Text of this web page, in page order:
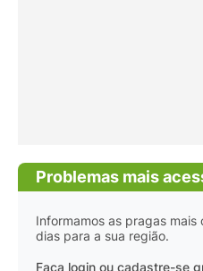
Problemas mais
Informamos as pragas
dias para a sua região.
Faça login ou cadastre-se